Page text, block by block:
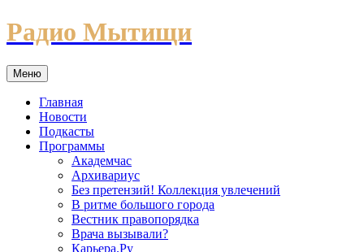
Перейти
к
Радио Мытищи
Меню
Главная
Новости
Подкасты
Программы
Академчас
Архивариус
Без претензий! Коллекция увлечений
В ритме большого города
Вестник правопорядка
Врача вызывали?
Карьера.Ру